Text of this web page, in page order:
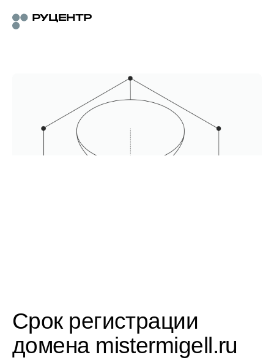
Срок регистрации
домена mistermigell.ru